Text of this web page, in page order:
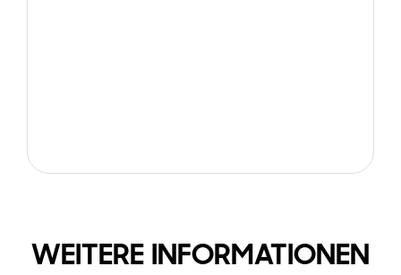
WEITERE INFORMATIONEN